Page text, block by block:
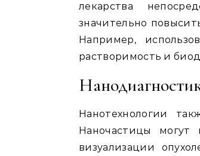
лекарства
значительно
Например,
растворимость и
Нанотехнологии
Наночастицы могут
визуализации